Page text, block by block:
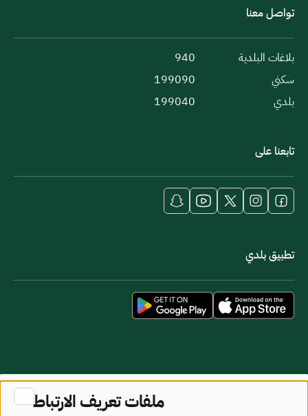
تواصل معنا
بلاغات البلدية
940
سكني
199090
بلدي
199040
تابعنا على
تطبيق بلدي
خريطة الموقعشروط الاستخدام
ملفات تعريف الارتباط